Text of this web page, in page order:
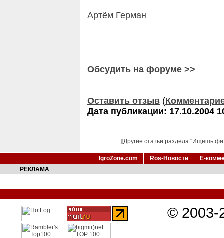
Артём Герман
Обсудить на форуме >>
Оставить отзыв (
Дата публикации: 17.10.2004
[Другие статьи раздела "Ищешь
IgroZone.com Ros-Новости
Е-
РЕКЛАМА
©